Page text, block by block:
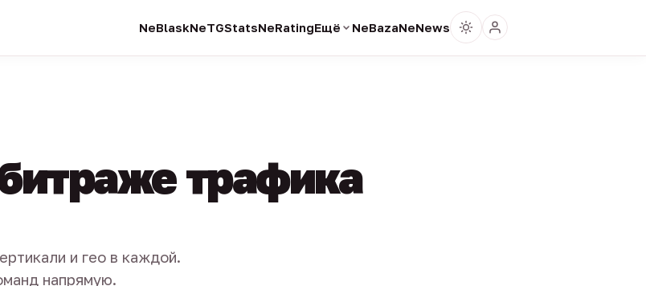
NeBlaskNeTGStatsNeRatingЕщё NeBazaNeNews
трафика
и гео в каждой.
напрямую.